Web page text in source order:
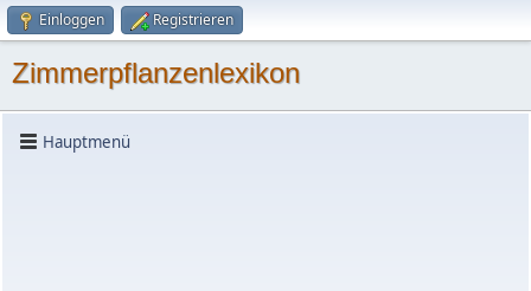
Einloggen Registrieren
Zimmerpflanzenlexikon
Hauptmenü